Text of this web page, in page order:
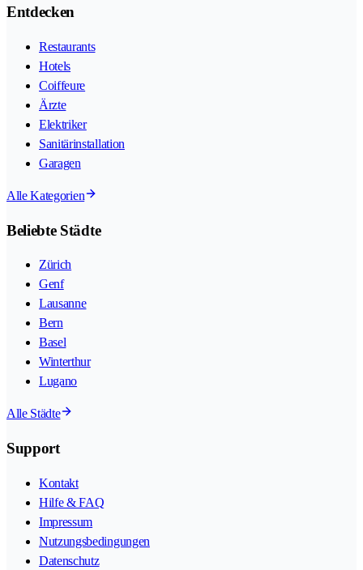
Entdecken
Restaurants
Hotels
Coiffeure
Ärzte
Elektriker
Sanitärinstallation
Garagen
Alle Kategorien
Beliebte Städte
Zürich
Genf
Lausanne
Bern
Basel
Winterthur
Lugano
Alle Städte
Support
Kontakt
Hilfe & FAQ
Impressum
Nutzungsbedingungen
Datenschutz